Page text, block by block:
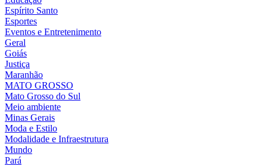
Espírito Santo
Esportes
Eventos e Entretenimento
Geral
Goiás
Justiça
Maranhão
MATO GROSSO
Mato Grosso do Sul
Meio ambiente
Minas Gerais
Moda e Estilo
Modalidade e Infraestrutura
Mundo
Pará